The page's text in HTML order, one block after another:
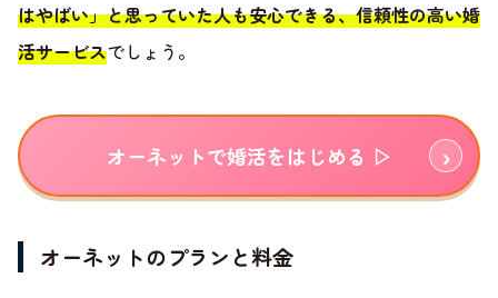
はやばい」と思っていた人も安心できる、信頼性の高い婚
活サービスでしょう。
オーネットで婚活をはじめる ▷
オーネットのプランと料金